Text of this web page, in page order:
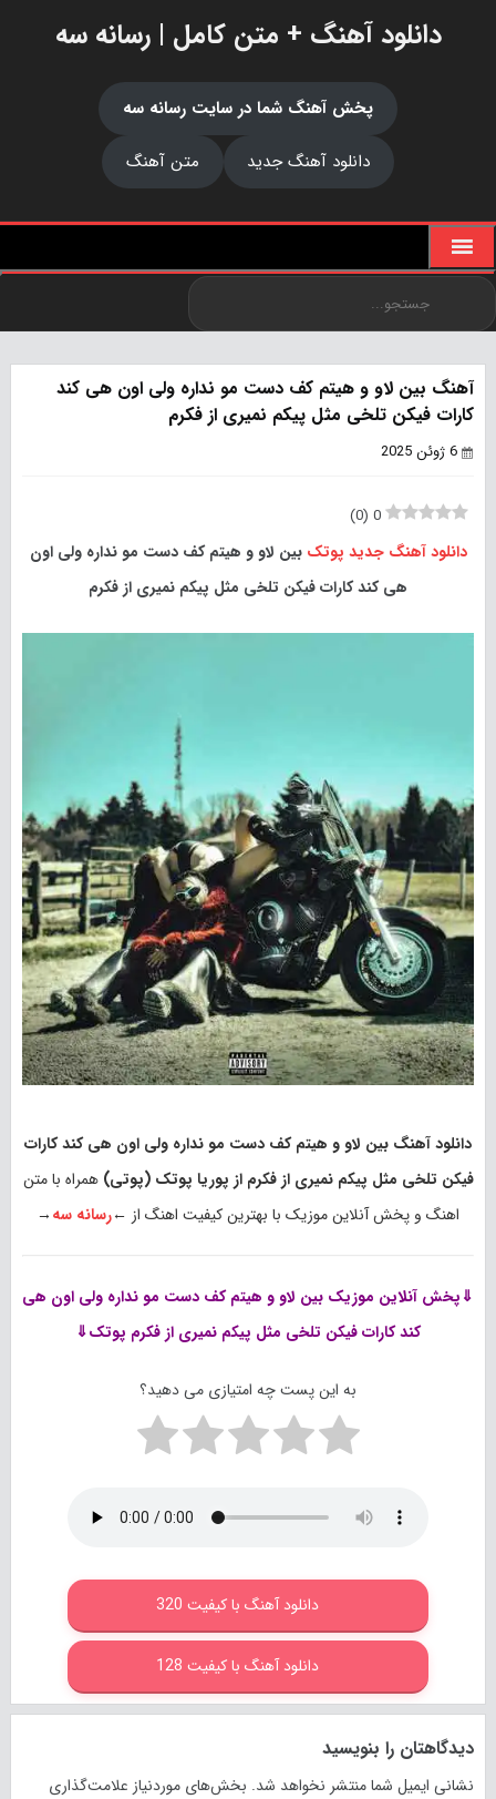
دانلود آهنگ + متن کامل | رسانه سه
پخش آهنگ شما در سایت رسانه سه
دانلود آهنگ جدید
متن آهنگ
آهنگ بین لاو و هیتم کف دست مو نداره ولی اون هی کند
کارات فیکن تلخی مثل پیکم نمیری از فکرم
6 ژوئن 2025
0
(
0
)
دانلود آهنگ جدید پوتک بین لاو و هیتم کف دست مو نداره ولی اون
هی کند کارات فیکن تلخی مثل پیکم نمیری از فکرم
دانلود آهنگ بین لاو و هیتم کف دست مو نداره ولی اون هی کند کارات
فیکن تلخی مثل پیکم نمیری از فکرم از پوریا پوتک (پوتی)همراه با متن
اهنگ و پخش آنلاین موزیک با بهترین کیفیت اهنگ از ←رسانه سه→
⇓پخش آنلاین موزیک بین لاو و هیتم کف دست مو نداره ولی اون هی
کند کارات فیکن تلخی مثل پیکم نمیری از فکرم پوتک⇓
به این پست چه امتیازی می دهید؟
دانلود آهنگ با کیفیت 320
دانلود آهنگ با کیفیت 128
دیدگاهتان را بنویسید
نشانی ایمیل شما منتشر نخواهد شد. بخش‌های موردنیاز علامت‌گذاری